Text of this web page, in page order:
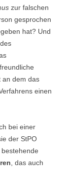
zur falschen
gesprochen
hat? Und
an dem das
einen
bei einer
der StPO
, das auch